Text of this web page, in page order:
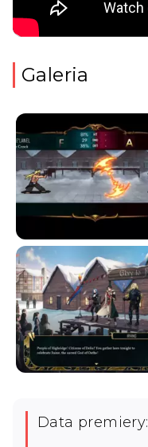
Galeria
Data premiery: